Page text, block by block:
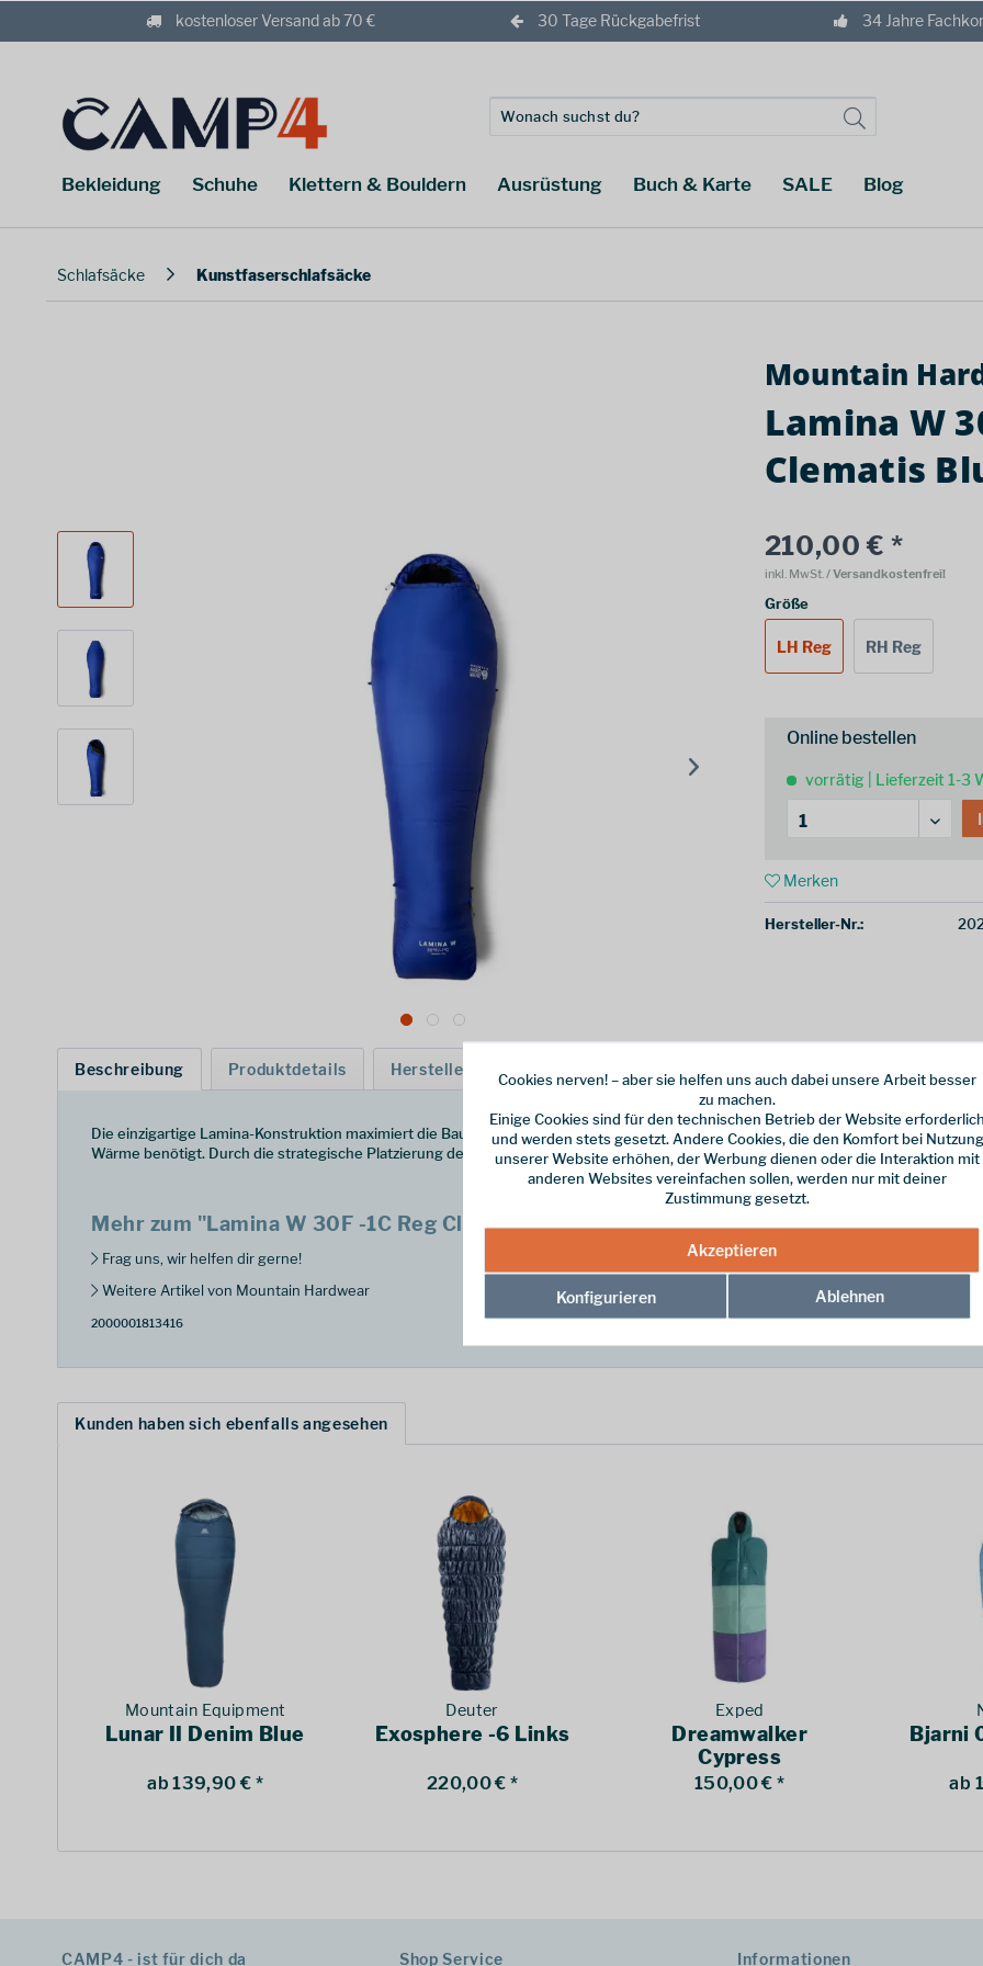
kostenloser Versand ab 70 € 30 Tage Rückgabefrist 34 Jahre
Bekleidung Schuhe Klettern & Bouldern Ausrüstung Buch & Karte SALE Blog
Schlafsäcke Kunstfaserschlafsäcke
Mountain
Lamina W
Clematis
210,00 € *
inkl. MwSt./ Versandkostenfrei!
Größe
LH Reg RH Reg
Online bestellen
vorrätig | Lieferzeit 1-3
Merken
Hersteller-Nr.:
Beschreibung Produktdetails Hersteller
Die einzigartige Lamina-Konstruktion maximiert die Bauschkraft Ihrer Isolierung und verhindert Wärmebrücken. Die Isolierung
Wärme benötigt. Durch die strategische Platzierung der Isolierung konzentrieren wir die Wärme dort, wo sie am meisten benötigt
Mehr zum "Lamina W 30F -1C Reg Clematis Blue"
Frag uns, wir helfen dir gerne!
Weitere Artikel von Mountain Hardwear
2000001813416
Kunden haben sich ebenfalls angesehen
Mountain Equipment
Lunar II Denim Blue
ab 139,90 € *
Deuter
Exosphere -6 Links
220,00 € *
Exped
Dreamwalker
Cypress
150,00 € *
Bjarni
ab
CAMP4 - ist für dich da Shop Service Informationen
Cookies nerven! – aber sie helfen uns auch dabei unsere Arbeit besser
zu machen.
Einige Cookies sind für den technischen Betrieb der Website erforderlich
und werden stets gesetzt. Andere Cookies, die den Komfort bei Nutzung
unserer Website erhöhen, der Werbung dienen oder die Interaktion mit
anderen Websites vereinfachen sollen, werden nur mit deiner
Zustimmung gesetzt.
Akzeptieren
Konfigurieren Ablehnen